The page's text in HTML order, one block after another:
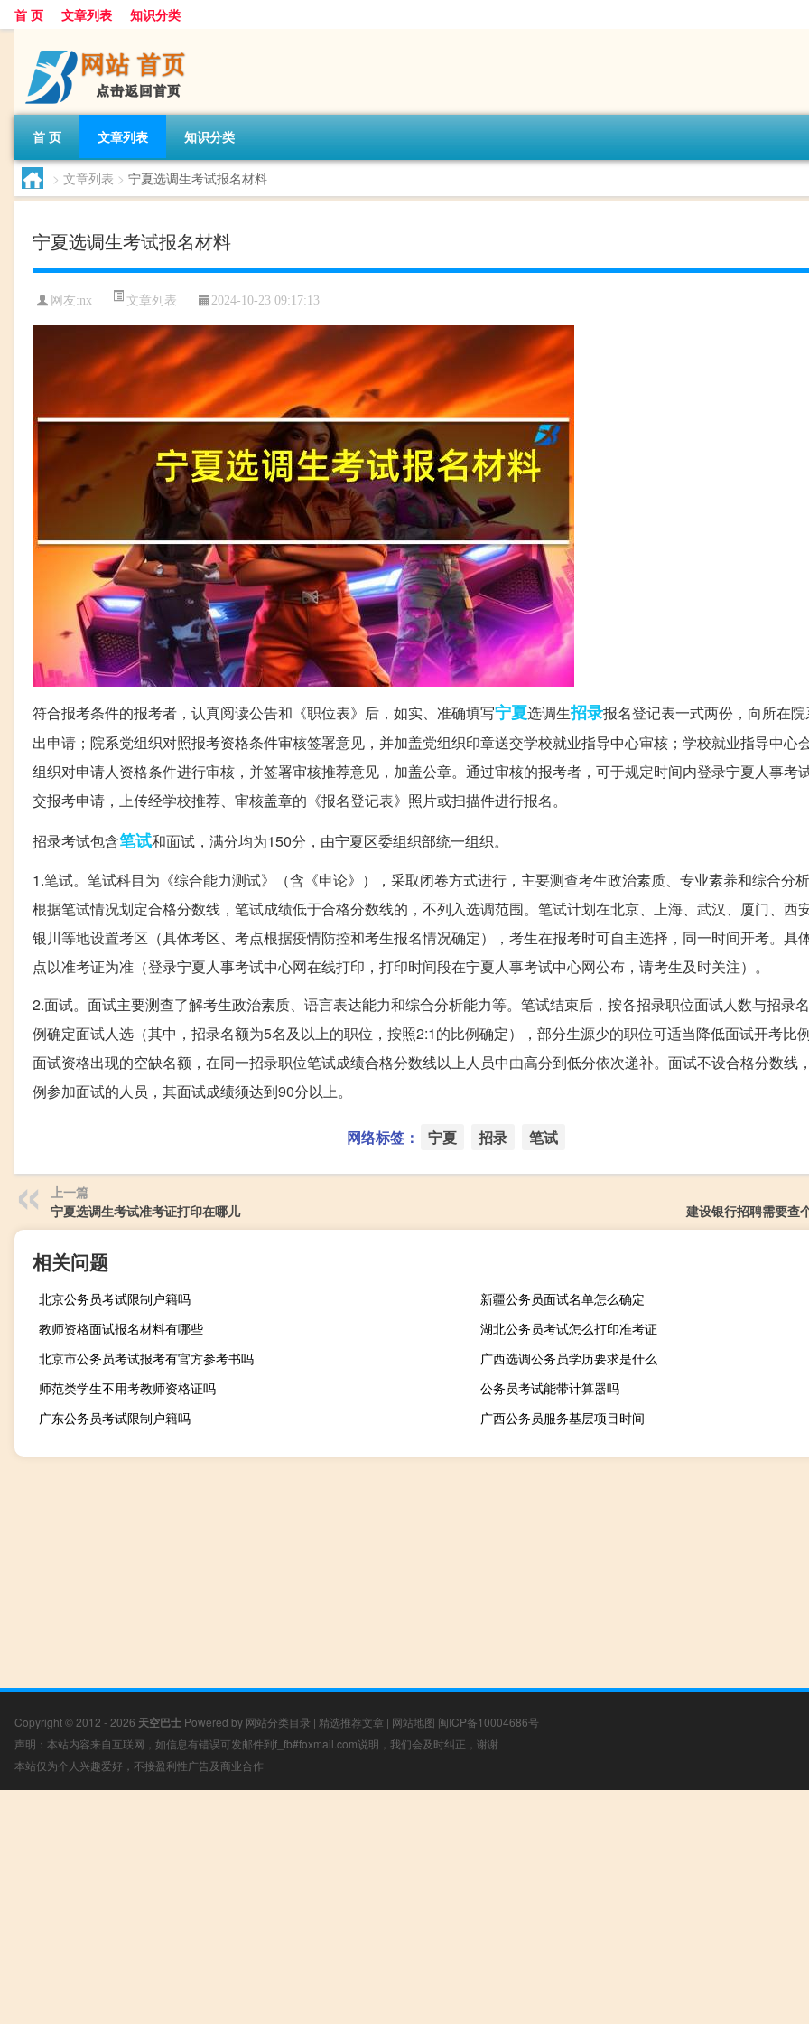
首 页 文章列表 知识分类
首 页 文章列表 知识分类
> 文章列表 > 宁夏选调生考试报名材料
宁夏选调生考试报名材料
网友:nx 文章列表 2024-10-23 09:17:13
符合报考条件的报考者，认真阅读公告和《职位表》后，如实、准确填写宁夏选调生招录报名登记表一式两份，向所在
出申请；院系党组织对照报考资格条件审核签署意见，并加盖党组织印章送交学校就业指导中心审核；学校就业指导中心
组织对申请人资格条件进行审核，并签署审核推荐意见，加盖公章。通过审核的报考者，可于规定时间内登录宁夏人事考
交报考申请，上传经学校推荐、审核盖章的《报名登记表》照片或扫描件进行报名。
招录考试包含笔试和面试，满分均为150分，由宁夏区委组织部统一组织。
1.笔试。笔试科目为《综合能力测试》（含《申论》），采取闭卷方式进行，主要测查考生政治素质、专业素养和综合分
根据笔试情况划定合格分数线，笔试成绩低于合格分数线的，不列入选调范围。笔试计划在北京、上海、武汉、厦门、西
银川等地设置考区（具体考区、考点根据疫情防控和考生报名情况确定），考生在报考时可自主选择，同一时间开考。具
点以准考证为准（登录宁夏人事考试中心网在线打印，打印时间段在宁夏人事考试中心网公布，请考生及时关注）。
2.面试。面试主要测查了解考生政治素质、语言表达能力和综合分析能力等。笔试结束后，按各招录职位面试人数与招录
例确定面试人选（其中，招录名额为5名及以上的职位，按照2:1的比例确定），部分生源少的职位可适当降低面试开考比
面试资格出现的空缺名额，在同一招录职位笔试成绩合格分数线以上人员中由高分到低分依次递补。面试不设合格分数线
例参加面试的人员，其面试成绩须达到90分以上。
网络标签： 宁夏 招录 笔试
上一篇
宁夏选调生考试准考证打印在哪儿
建设银行招聘需要查
相关问题
北京公务员考试限制户籍吗
新疆公务员面试名单怎么确定
教师资格面试报名材料有哪些
湖北公务员考试怎么打印准考证
北京市公务员考试报考有官方参考书吗
广西选调公务员学历要求是什么
师范类学生不用考教师资格证吗
公务员考试能带计算器吗
广东公务员考试限制户籍吗
广西公务员服务基层项目时间
Copyright © 2012 - 2026 天空巴士 Powered by 网站分类目录 | 精选推荐文章 | 网站地图 闽ICP备10004686号
声明：本站内容来自互联网，如信息有错误可发邮件到f_fb#foxmail.com说明，我们会及时纠正，谢谢
本站仅为个人兴趣爱好，不接盈利性广告及商业合作